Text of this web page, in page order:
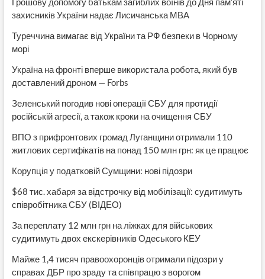
захисників України надає Лисичанська МВА
Туреччина вимагає від України та РФ безпеки в Чорному
морі
Україна на фронті вперше використала робота, який був
доставлений дроном — Forbs
Зеленський погодив нові операції СБУ для протидії
російській агресії, а також кроки на очищення СБУ
ВПО з прифронтових громад Луганщини отримали 110
житлових сертифікатів на понад 150 млн грн: як це працює
Корупція у податковій Сумщини: нові підозри
$68 тис. хабаря за відстрочку від мобілізації: судитимуть
співробітника СБУ (ВІДЕО)
За переплату 12 млн грн на ліжках для військових
судитимуть двох екскерівників Одеського КЕУ
Майже 1,4 тисяч правоохоронців отримали підозри у
справах ДБР про зраду та співпрацю з ворогом